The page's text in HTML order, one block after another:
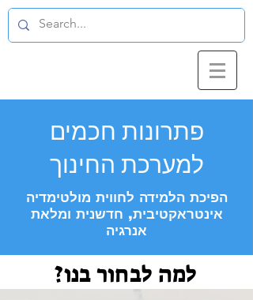
פתרונות חכמים
למערכת החינוך
הפיכת הלמידה לחווית מולטימדיה
אינטראקטיבית, חדשנית ומלאת
אנרגיה
למה לבחור בנו?